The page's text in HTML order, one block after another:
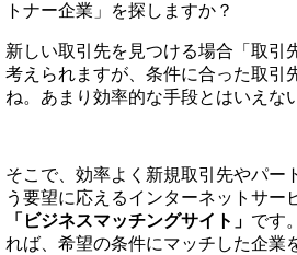
トナー企業」を探しますか？
新しい取引先を見つける場合「取引
考えられますが、条件に合った取引
ね。あまり効率的な手段とはいえな
そこで、効率よく新規取引先やパー
う要望に応えるインターネットサー
「ビジネスマッチングサイト」 です
れば、希望の条件にマッチした企業